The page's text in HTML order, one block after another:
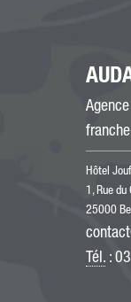
Hôtel
1, Rue
25000
Tél. :